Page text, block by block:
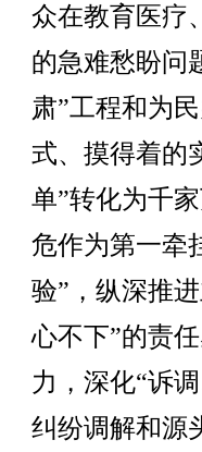
众在教育医疗
的急难愁盼问
肃”工程和为
式、摸得着的
单”转化为千
危作为第一牵
验”，纵深推
心不下”的责
力，深化“诉
纠纷调解和源